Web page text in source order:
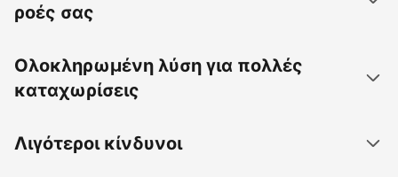
ροές σας
Ολοκληρωμένη λύση για πολλές
καταχωρίσεις
Λιγότεροι κίνδυνοι